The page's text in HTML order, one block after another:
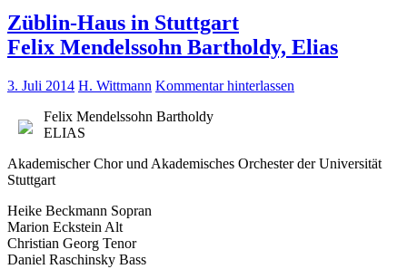
Züblin-Haus in Stuttgart
Felix Mendelssohn Bartholdy, Elias
3. Juli 2014 H. Wittmann Kommentar hinterlassen
Felix Mendelssohn Bartholdy
ELIAS
Akademischer Chor und Akademisches Orchester der Universität
Stuttgart
Heike Beckmann Sopran
Marion Eckstein Alt
Christian Georg Tenor
Daniel Raschinsky Bass